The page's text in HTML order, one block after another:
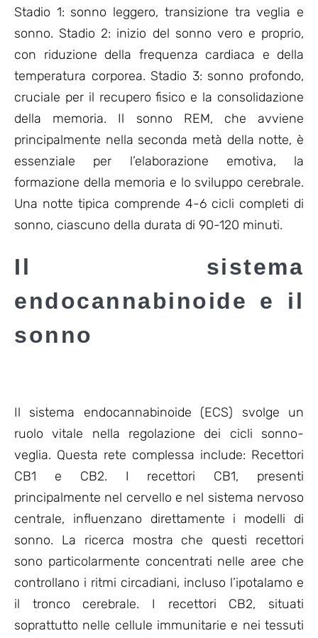
Stadio 1: sonno leggero, transizione tra veglia e
sonno. Stadio 2: inizio del sonno vero e proprio,
con riduzione della frequenza cardiaca e della
temperatura corporea. Stadio 3: sonno profondo,
cruciale per il recupero fisico e la consolidazione
della memoria. Il sonno REM, che avviene
principalmente nella seconda metà della notte, è
essenziale per l’elaborazione emotiva, la
formazione della memoria e lo sviluppo cerebrale.
Una notte tipica comprende 4-6 cicli completi di
sonno, ciascuno della durata di 90-120 minuti.
Il sistema
endocannabinoide e il
sonno
Il sistema endocannabinoide (ECS) svolge un
ruolo vitale nella regolazione dei cicli sonno-
veglia. Questa rete complessa include: Recettori
CB1 e CB2. I recettori CB1, presenti
principalmente nel cervello e nel sistema nervoso
centrale, influenzano direttamente i modelli di
sonno. La ricerca mostra che questi recettori
sono particolarmente concentrati nelle aree che
controllano i ritmi circadiani, incluso l’ipotalamo e
il tronco cerebrale. I recettori CB2, situati
soprattutto nelle cellule immunitarie e nei tessuti